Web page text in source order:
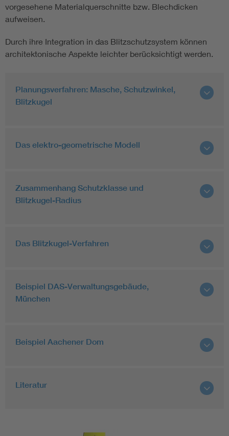
vorgesehene Materialquerschnitte bzw. Blechdicken
aufweisen.
Durch ihre Integration in das Blitzschutzsystem können
architektonische Aspekte leichter berücksichtigt werden.
Planungsverfahren: Masche, Schutzwinkel,
Blitzkugel
Das elektro-geometrische Modell
Zusammenhang Schutzklasse und
Blitzkugel-Radius
Das Blitzkugel-Verfahren
Beispiel DAS-Verwaltungsgebäude,
München
Beispiel Aachener Dom
Literatur